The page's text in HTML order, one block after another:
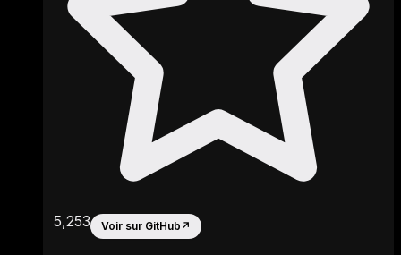
5,253 Voir sur GitHub ↗